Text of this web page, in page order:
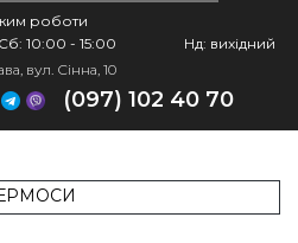
роботи
Сб: 10:00 - 15:00
Нд: вихідний
вул. Сінна, 10
(097) 102 40 70